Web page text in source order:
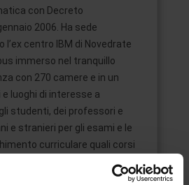
con Decreto
2006. Ha sede
l’ex centro IBM di Novedrate
immerso nel tranquillo
con 270 camere e in un
luoghi di interesse a
studenti, dei professori e
e stranieri per gli esami e le
curriculare quali corsi